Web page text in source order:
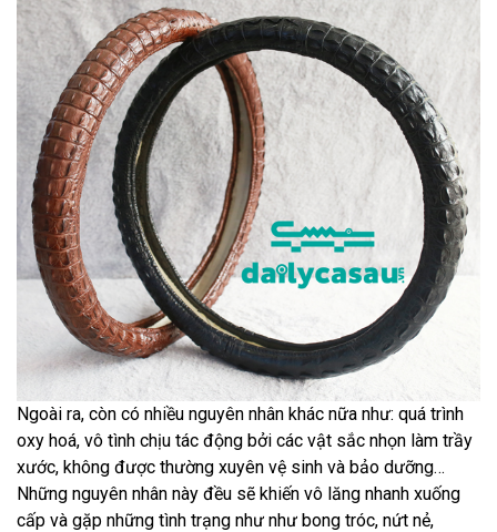
Ngoài ra, còn có nhiều nguyên nhân khác nữa như: quá trình
oxy hoá, vô tình chịu tác động bởi các vật sắc nhọn làm trầy
xước, không được thường xuyên vệ sinh và bảo dưỡng…
Những nguyên nhân này đều sẽ khiến vô lăng nhanh xuống
cấp và gặp những tình trạng như như bong tróc, nứt nẻ,